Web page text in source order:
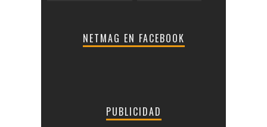
NETMAG EN FACEBOOK
PUBLICIDAD